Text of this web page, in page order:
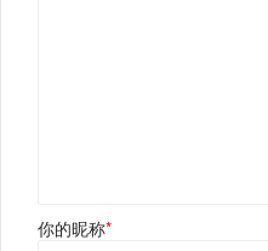
你的昵称*